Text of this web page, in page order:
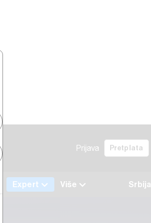
Prijava Pretplata
Srbija
Expert Više